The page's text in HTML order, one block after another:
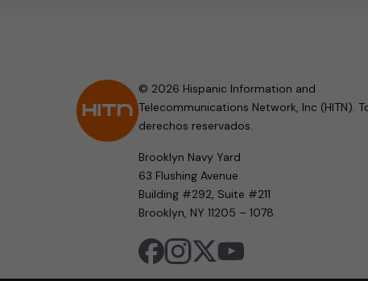
© 2026 Hispanic Information and
Telecommunications Network, Inc (HITN).
derechos reservados.
Brooklyn Navy Yard
63 Flushing Avenue
Building #292, Suite #211
Brooklyn, NY 11205 – 1078.